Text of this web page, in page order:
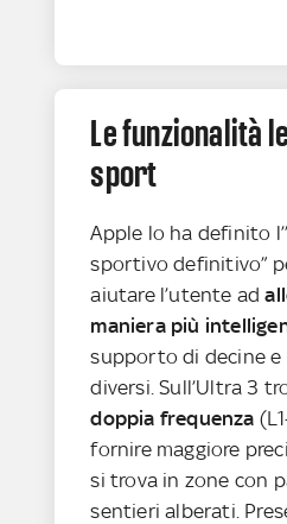
Le funzionalità
sport
Apple lo ha definito
sportivo definitivo”
aiutare l’utente ad
maniera più
supporto di decine
diversi. Sull’Ultra 3
doppia frequenza
fornire maggiore
si trova in zone con
sentieri alberati.